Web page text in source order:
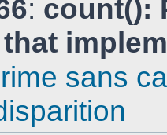
: count():
sans